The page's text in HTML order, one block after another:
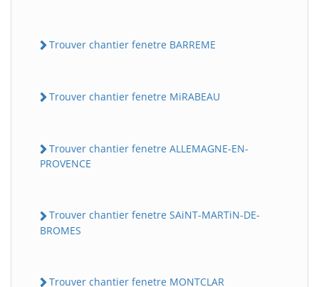
Trouver chantier fenetre BARREME
Trouver chantier fenetre MiRABEAU
Trouver chantier fenetre ALLEMAGNE-EN-
PROVENCE
Trouver chantier fenetre SAiNT-MARTiN-DE-
BROMES
Trouver chantier fenetre MONTCLAR